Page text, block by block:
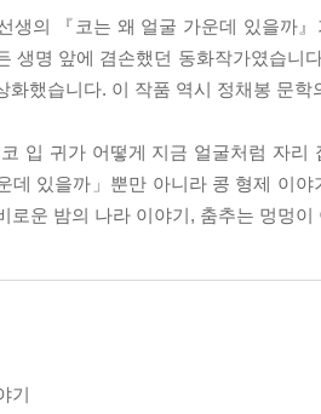
생의 『코는 왜 얼굴 가운데 있을까
생명 앞에 겸손했던 동화작가였습니
화했습니다. 이 작품 역시 정채봉 문
입 귀가 어떻게 지금 얼굴처럼 자
데 있을까」뿐만 아니라 콩 형제 이
로운 밤의 나라 이야기, 춤추는 멍멍
기